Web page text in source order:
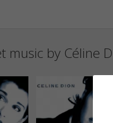
music by Céline